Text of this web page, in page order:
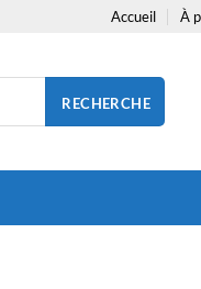
Accueil À
RECHERCHE